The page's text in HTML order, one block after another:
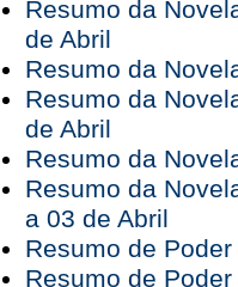
Resumo da
de Abril
Resumo da
Resumo da
de Abril
Resumo da
Resumo da
a 03 de Abril
Resumo de
Resumo de